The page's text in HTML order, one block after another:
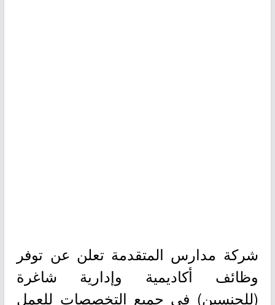
شركة مدارس المتقدمة تعلن عن توفر
وظائف أكاديمية وإدارية شاغرة
(للجنسين) في جميع التخصصات للعمل